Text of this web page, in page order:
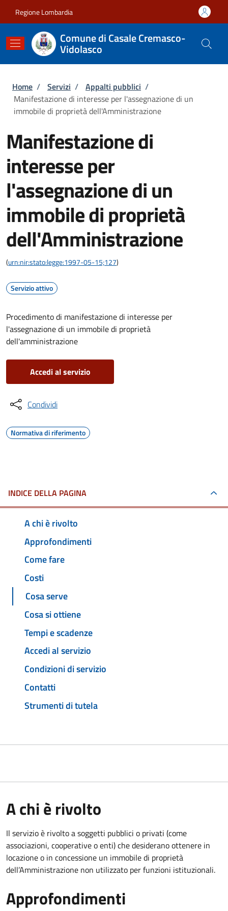
Regione Lombardia
Comune di Casale Cremasco-
Vidolasco
Briciole di pane
Home / Servizi / Appalti pubblici /
Manifestazione di interesse per l'assegnazione di un
immobile di proprietà dell'Amministrazione
Manifestazione di
interesse per
l'assegnazione di un
immobile di proprietà
dell'Amministrazione
(urn:nir:stato:legge:1997-05-15;127)
Servizio attivo
Procedimento di manifestazione di interesse per
l'assegnazione di un immobile di proprietà
dell'amministrazione
Accedi al servizio
Condividi
Normativa di riferimento
INDICE DELLA PAGINA
A chi è rivolto
Approfondimenti
Come fare
Costi
Cosa serve
Cosa si ottiene
Tempi e scadenze
Accedi al servizio
Condizioni di servizio
Contatti
Strumenti di tutela
A chi è rivolto
Il servizio è rivolto a soggetti pubblici o privati (come
associazioni, cooperative o enti) che desiderano ottenere in
locazione o in concessione un immobile di proprietà
dell’Amministrazione non utilizzato per funzioni istituzionali.
Approfondimenti